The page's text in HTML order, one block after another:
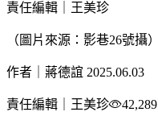
責任編輯｜王美珍
（圖片來源：影巷26號攝）
作者｜蔣德誼 2025.06.03
責任編輯｜王美珍 42,289